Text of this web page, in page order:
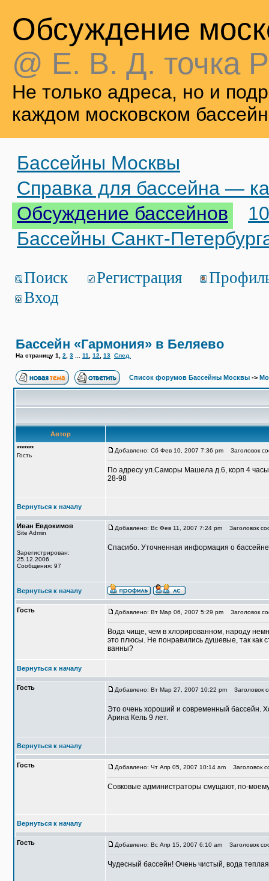
Обсуждение
@ Е. В. Д. точка
Не только адреса, но и
каждом московском
Бассейны Москвы
Справка для бассейна —
Обсуждение бассейнов
Бассейны Санкт-
Поиск Регистрация
Вход
Бассейн «Гармония» в Беляево
На страницу 1 2 3 11 12 13 След.
Список форумов Бассейны Москвы ->
Автор
*******
Гость
Добавлено: Сб Фев 10, 2007 7:36 pm Заголовок
По адресу ул.Саморы Машела д.6, корп 4
28-98
Вернуться к началу
Иван Евдокимов
Site Admin
Зарегистрирован:
25.12.2006
Сообщения: 97
Добавлено: Вс Фев 11, 2007 7:24 pm Заголовок
Спасибо. Уточненная информация о
Вернуться к началу
Гость Добавлено: Вт Мар 06, 2007 5:29 pm Заголовок
Вода чище, чем в хлорированном, народу
это плюсы. Не понравились душевые, так как
ванны?
Вернуться к началу
Гость Добавлено: Вт Мар 27, 2007 10:22 pm Заголовок
Это очень хороший и современный бассейн.
Арина Кель 9 лет.
Вернуться к началу
Гость Добавлено: Чт Апр 05, 2007 10:14 am Заголовок
Совковые администраторы смущают, по-
Вернуться к началу
Гость Добавлено: Вс Апр 15, 2007 6:10 am Заголовок
Чудесный бассейн! Очень чистый, вода